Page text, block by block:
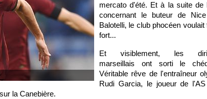
mercato d'été. Et à la suite de
concernant le buteur de
Balotelli, le club phocéen voulait
fort...
Et visiblement, les
marseillais ont sorti le
Véritable rêve de l'entraîneur
Rudi Garcia, le joueur de
la Canebière.